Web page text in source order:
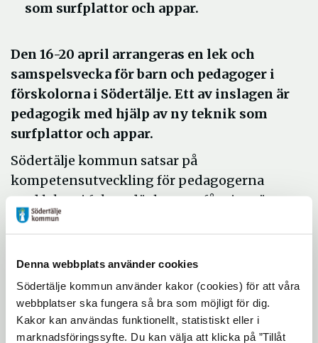
Denna webbplats använder cookies
Södertälje kommun använder kakor (cookies) för att våra
webbplatser ska fungera så bra som möjligt för dig.
Kakor kan användas funktionellt, statistiskt eller i
marknadsföringssyfte. Du kan välja att klicka på ”Tillåt
som surfplattor och appar.
Den 16-20 april arrangeras en lek och
samspelsvecka för barn och pedagoger i
förskolorna i Södertälje. Ett av inslagen är
pedagogik med hjälp av ny teknik som
surfplattor och appar.
Södertälje kommun satsar på
kompetensutveckling för pedagogerna
med leken i fokus, där barnen får visa vägen.
Ett av inslagen under veckan är att
förskolebarn ges möjlighet att använda ny
teknik som surfplattor med appar för att
utvecklas genom lek och samspel. Exempel
på appar som ska provas är problemlösning,
musik i leken, samspel/hjälpövningar,
färger, siffror och bokstäver.